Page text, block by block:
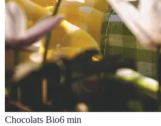
Chocolats Bio6 min